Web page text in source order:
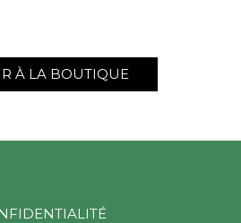
À LA BOUTIQUE